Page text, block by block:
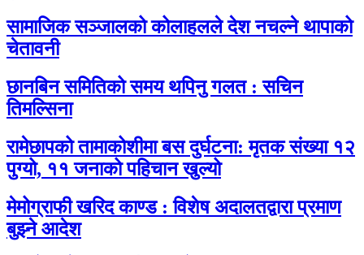
सामाजिक सञ्जालको कोलाहलले देश नचल्ने थापाको
चेतावनी
छानबिन समितिको समय थपिनु गलत : सचिन
तिमल्सिना
रामेछापको तामाकोशीमा बस दुर्घटना: मृतक संख्या १२
पुग्यो, ११ जनाको पहिचान खुल्यो
मेमोग्राफी खरिद काण्ड : विशेष अदालतद्वारा प्रमाण
बुझ्ने आदेश